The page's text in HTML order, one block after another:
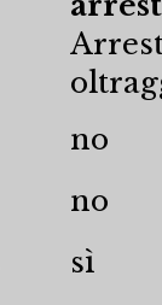
no
no
sì